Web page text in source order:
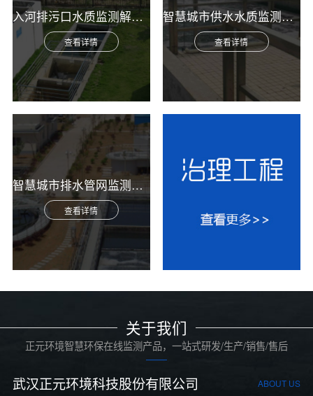
入河排污口水质监测解决方案
查看详情
智慧城市供水水质监测综合解决方案
查看详情
智慧城市排水管网监测综合解决方案
查看详情
关于我们
正元环境智慧环保在线监测产品，一站式研发/生产/销售/售后
武汉正元环境科技股份有限公司 ABOUT US